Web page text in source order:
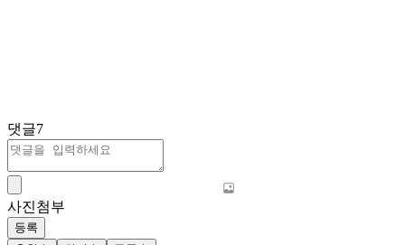
댓글7
사진첨부
등록